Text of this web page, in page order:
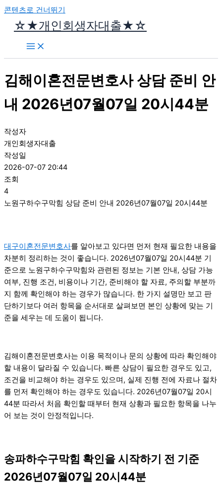
콘텐츠로 건너뛰기
☆★개인회생자대출★☆
김해이혼전문변호사 상담 준비 안
내 2026년07월07일 20시44분
작성자
개인회생자대출
작성일
2026-07-07 20:44
조회
4
노원구하수구막힘 상담 준비 안내 2026년07월07일 20시44분
대구이혼전문변호사를 알아보고 있다면 먼저 현재 필요한 내용을
차분히 정리하는 것이 좋습니다. 2026년07월07일 20시44분 기
준으로 노원구하수구막힘와 관련된 정보는 기본 안내, 상담 가능
여부, 진행 조건, 비용이나 기간, 준비해야 할 자료, 주의할 부분까
지 함께 확인해야 하는 경우가 많습니다. 한 가지 설명만 보고 판
단하기보다 여러 항목을 순서대로 살펴보면 본인 상황에 맞는 기
준을 세우는 데 도움이 됩니다.
김해이혼전문변호사는 이용 목적이나 문의 상황에 따라 확인해야
할 내용이 달라질 수 있습니다. 빠른 상담이 필요한 경우도 있고,
조건을 비교해야 하는 경우도 있으며, 실제 진행 전에 자료나 절차
를 먼저 확인해야 하는 경우도 있습니다. 2026년07월07일 20시
44분 따라서 처음 확인할 때부터 현재 상황과 필요한 항목을 나누
어 보는 것이 안정적입니다.
송파하수구막힘 확인을 시작하기 전 기준
2026년07월07일 20시44분